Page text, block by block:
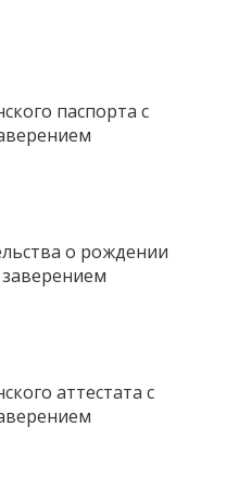
паспорта с
о рождении
аттестата с